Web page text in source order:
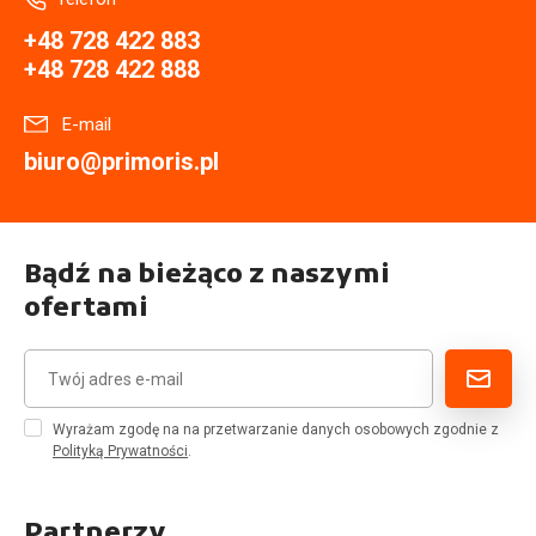
+48 728 422 883
+48 728 422 888
E-mail
biuro@primoris.pl
Bądź na bieżąco z naszymi
ofertami
Wyrażam zgodę na na przetwarzanie danych osobowych zgodnie z
Polityką Prywatności.